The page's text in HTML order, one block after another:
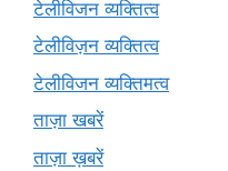
टेलीविजन व्यक्तित्व
टेलीविज़न व्यक्तित्व
टेलीविजन व्यक्तिमत्व
ताज़ा खबरें
ताज़ा ख़बरें